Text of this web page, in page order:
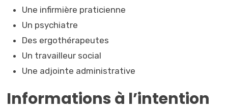
Une infirmière praticienne
Un psychiatre
Des ergothérapeutes
Un travailleur social
Une adjointe administrative
Informations à l’intention